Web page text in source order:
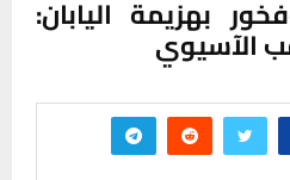
بهزيمة اليابان:
الآسيوي